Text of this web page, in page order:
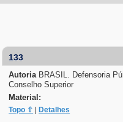
133
Autoria BRASIL. Defensoria
Conselho Superior
Material:
Topo ⇧ Detalhes